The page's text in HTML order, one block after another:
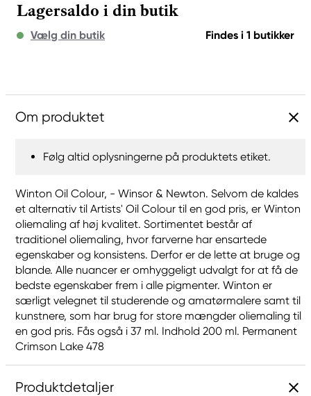
Lagersaldo i din butik
Vælg din butik Findes i 1 butikker
Om produktet
Følg altid oplysningerne på produktets etiket.
Winton Oil Colour, - Winsor & Newton. Selvom de kaldes
et alternativ til Artists' Oil Colour til en god pris, er Winton
oliemaling af høj kvalitet. Sortimentet består af
traditionel oliemaling, hvor farverne har ensartede
egenskaber og konsistens. Derfor er de lette at bruge og
blande. Alle nuancer er omhyggeligt udvalgt for at få de
bedste egenskaber frem i alle pigmenter. Winton er
særligt velegnet til studerende og amatørmalere samt til
kunstnere, som har brug for store mængder oliemaling til
en god pris. Fås også i 37 ml. Indhold 200 ml. Permanent
Crimson Lake 478
Produktdetaljer